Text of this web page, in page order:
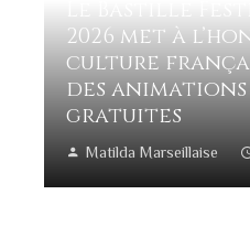
2026 met à
culture
des
gratuites
Matilda Marseillaise